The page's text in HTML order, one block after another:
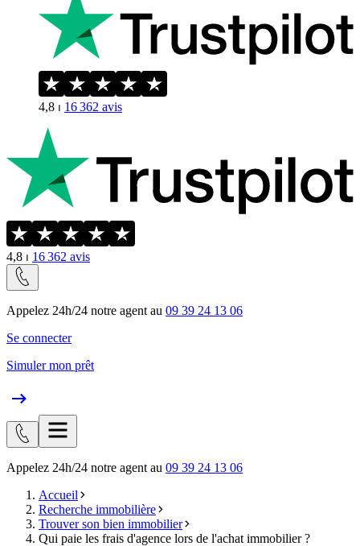
4,8 ⏐ 16 362 avis
4,8 ⏐ 16 362 avis
Appelez 24h/24 notre agent au 09 39 24 13 06
Se connecter
Simuler mon prêt
Appelez 24h/24 notre agent au 09 39 24 13 06
Accueil
Recherche immobilière
Trouver son bien immobilier
Qui paie les frais d'agence lors de l'achat immobilier ?